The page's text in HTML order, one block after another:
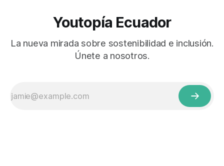
Youtopía Ecuador
La nueva mirada sobre sostenibilidad e inclusión.
Únete a nosotros.